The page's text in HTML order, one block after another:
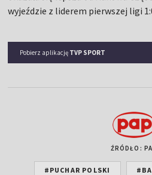
wyjeździe z liderem pierwszej ligi
Pobierz aplikację TVP SPORT
ŹRÓDŁO:
#PUCHAR POLSKI